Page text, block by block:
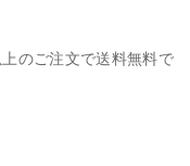
のご注文で送料無料で